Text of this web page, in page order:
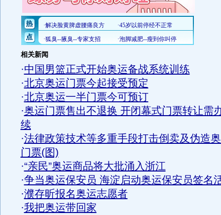
相关新闻
·中国男篮正式开始奥运备战系统训练
·北京奥运门票今起接受预定
·北京奥运一半门票今可预订
·奥运门票售出不退换 开闭幕式门票转让需
续
·法律政策技术等多重手段打击倒卖及伪造
门票(图)
·“亲民”奥运商品将大批涌入浙江
·争当奥运保安员 海淀启动奥运保安员签名
·濮存昕报名奥运志愿者
·我把奥运带回家